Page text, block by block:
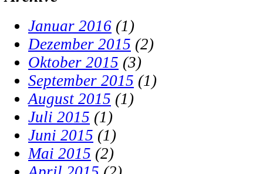
Januar 2016 (1)
Dezember 2015 (2)
Oktober 2015 (3)
September 2015 (1)
August 2015 (1)
Juli 2015 (1)
Juni 2015 (1)
Mai 2015 (2)